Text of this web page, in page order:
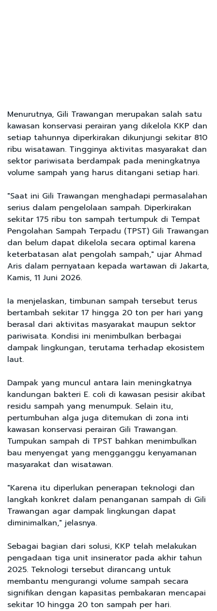
Menurutnya, Gili Trawangan merupakan salah satu
kawasan konservasi perairan yang dikelola KKP dan
setiap tahunnya diperkirakan dikunjungi sekitar 810
ribu wisatawan. Tingginya aktivitas masyarakat dan
sektor pariwisata berdampak pada meningkatnya
volume sampah yang harus ditangani setiap hari.
"Saat ini Gili Trawangan menghadapi permasalahan
serius dalam pengelolaan sampah. Diperkirakan
sekitar 175 ribu ton sampah tertumpuk di Tempat
Pengolahan Sampah Terpadu (TPST) Gili Trawangan
dan belum dapat dikelola secara optimal karena
keterbatasan alat pengolah sampah," ujar Ahmad
Aris dalam pernyataan kepada wartawan di Jakarta,
Kamis, 11 Juni 2026.
Ia menjelaskan, timbunan sampah tersebut terus
bertambah sekitar 17 hingga 20 ton per hari yang
berasal dari aktivitas masyarakat maupun sektor
pariwisata. Kondisi ini menimbulkan berbagai
dampak lingkungan, terutama terhadap ekosistem
laut.
Dampak yang muncul antara lain meningkatnya
kandungan bakteri E. coli di kawasan pesisir akibat
residu sampah yang menumpuk. Selain itu,
pertumbuhan alga juga ditemukan di zona inti
kawasan konservasi perairan Gili Trawangan.
Tumpukan sampah di TPST bahkan menimbulkan
bau menyengat yang mengganggu kenyamanan
masyarakat dan wisatawan.
"Karena itu diperlukan penerapan teknologi dan
langkah konkret dalam penanganan sampah di Gili
Trawangan agar dampak lingkungan dapat
diminimalkan," jelasnya.
Sebagai bagian dari solusi, KKP telah melakukan
pengadaan tiga unit insinerator pada akhir tahun
2025. Teknologi tersebut dirancang untuk
membantu mengurangi volume sampah secara
signifikan dengan kapasitas pembakaran mencapai
sekitar 10 hingga 20 ton sampah per hari.